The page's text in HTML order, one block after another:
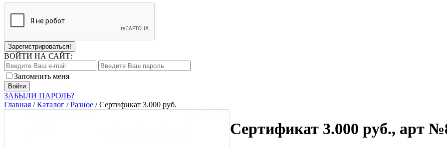
Зарегистрироваться!
ВОЙТИ НА САЙТ:
Запомнить меня
ЗАБЫЛИ ПАРОЛЬ?
Главная /Каталог /Разное /Сертификат 3.000 руб.
Сертификат 3.000 руб., арт